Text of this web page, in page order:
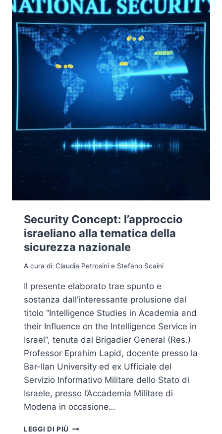
DALL’EVENTO
CORONAVIRUS
Security Concept: l’approccio
israeliano alla tematica della
sicurezza nazionale
A cura di: Claudia Petrosini e Stefano Scaini
Il presente elaborato trae spunto e
sostanza dall’interessante prolusione dal
titolo “Intelligence Studies in Academia and
their Influence on the Intelligence Service in
Israel“, tenuta dal Brigadier General (Res.)
Professor Eprahim Lapid, docente presso la
Bar-Ilan University ed ex Ufficiale del
Servizio Informativo Militare dello Stato di
Israele, presso l’Accademia Militare di
Modena in occasione…
LEGGI DI PIÙ SECURITY